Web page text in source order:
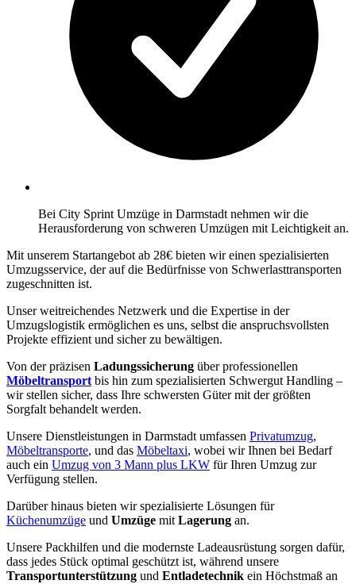
Bei City Sprint Umzüge in Darmstadt nehmen wir die
Herausforderung von schweren Umzügen mit Leichtigkeit an.
Mit unserem Startangebot ab 28€ bieten wir einen spezialisierten
Umzugsservice, der auf die Bedürfnisse von Schwerlasttransporten
zugeschnitten ist.
Unser weitreichendes Netzwerk und die Expertise in der
Umzugslogistik ermöglichen es uns, selbst die anspruchsvollsten
Projekte effizient und sicher zu bewältigen.
Von der präzisen Ladungssicherung über professionellen
Möbeltransport bis hin zum spezialisierten Schwergut Handling –
wir stellen sicher, dass Ihre schwersten Güter mit der größten
Sorgfalt behandelt werden.
Unsere Dienstleistungen in Darmstadt umfassen Privatumzug,
Möbeltransporte, und das Möbeltaxi, wobei wir Ihnen bei Bedarf
auch ein Umzug von 3 Mann plus LKW für Ihren Umzug zur
Verfügung stellen.
Darüber hinaus bieten wir spezialisierte Lösungen für
Küchenumzüge und Umzüge mit Lagerung an.
Unsere Packhilfen und die modernste Ladeausrüstung sorgen dafür,
dass jedes Stück optimal geschützt ist, während unsere
Transportunterstützung und Entladetechnik ein Höchstmaß an